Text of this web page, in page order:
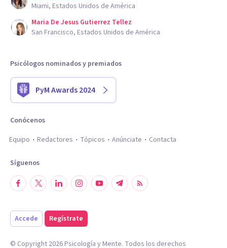
Miami, Estados Unidos de América
Maria De Jesus Gutierrez Tellez
San Francisco, Estados Unidos de América
Psicólogos nominados y premiados
PyM Awards 2024
Conócenos
Equipo
Redactores Tópicos Anúnciate Contacta
Síguenos
Accede Regístrate
© Copyright 2026Psicología y Mente. Todos los derechos